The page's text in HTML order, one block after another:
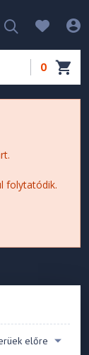
0
folytatódik.
előre